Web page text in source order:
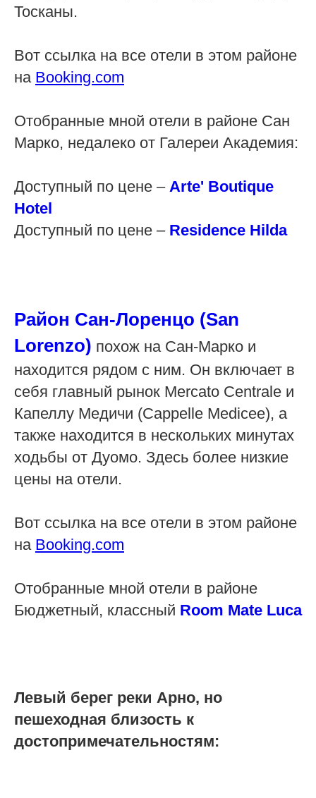
Тосканы.
Вот ссылка на все отели в этом районе
на Booking.com
Отобранные мной отели в районе Сан
Марко, недалеко от Галереи Академия:
Доступный по цене – Arte' Boutique
Hotel
Доступный по цене – Residence Hilda
Район Сан-Лоренцо (San
Lorenzo) похож на Сан-Марко и
находится рядом с ним. Он включает в
себя главный рынок Mercato Centrale и
Капеллу Медичи (Cappelle Medicee), а
также находится в нескольких минутах
ходьбы от Дуомо. Здесь более низкие
цены на отели.
Вот ссылка на все отели в этом районе
на Booking.com
Отобранные мной отели в районе
Бюджетный, классный Room Mate Luca
Левый берег реки Арно, но
пешеходная близость к
достопримечательностям: